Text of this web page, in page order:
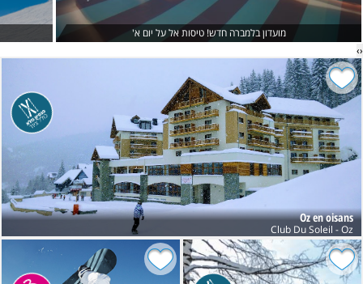
מועדון בלמברה חדש! טיסות אל על יום א'
‹
›
Oz en oisans
Club Du Soleil - Oz